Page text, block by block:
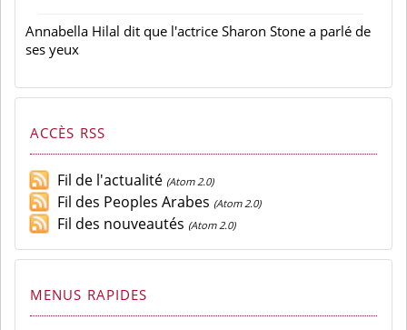
Annabella Hilal dit que l'actrice Sharon Stone a parlé de
ses yeux
ACCÈS RSS
Fil de l'actualité (Atom 2.0)
Fil des Peoples Arabes (Atom 2.0)
Fil des nouveautés (Atom 2.0)
MENUS RAPIDES